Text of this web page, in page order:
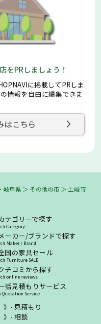
をPRしましょう！
に掲載してPRしま
情報を自由に編集できま
はこちら
岐阜県 ＞ その他の市 ＞ 土岐市
テゴリーで探す
Category
ーカー/ブランドで探す
Maker / Brand
国の家具セール
Furniture SALE
チコミから探す
online reviews
括見積もりサービス
Quotation Service
- 見積もり
- 相談